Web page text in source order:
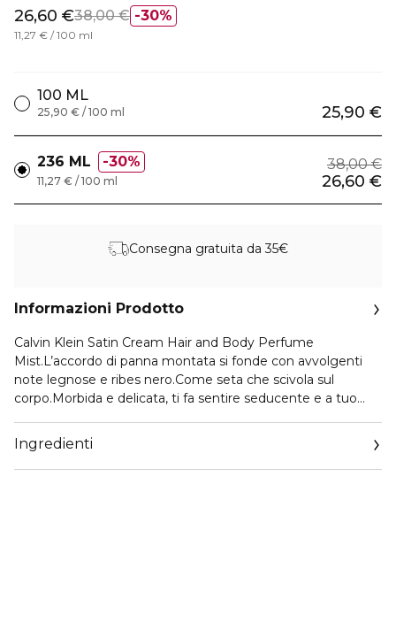
30%
26,60 €38,00 €
11,27 € / 100 ml
100 ML
25,90 €
25,90 € / 100 ml
236 ML 30% 38,00 €
26,60 €
11,27 € / 100 ml
Consegna gratuita da 35€
Informazioni Prodotto
Calvin Klein Satin Cream Hair and Body Perfume
Mist.L’accordo di panna montata si fonde con avvolgenti
note legnose e ribes nero.Come seta che scivola sul
corpo.Morbida e delicata, ti fa sentire seducente e a tuo
morbida come la seta.Indossala da solo o unita a un’altra
perfume mist della collezione per creare la tua fragranza
iconica.
Ingredienti